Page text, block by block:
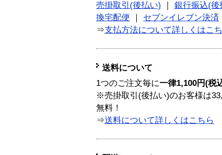
売掛取引(後払い)
銀行振込(後
換宅配便
セブンイレブン決済
⇒支払方法について詳しくはこ
送料について
1つのご注文毎に一律1,100円(税
※売掛取引(後払い)のお客様は
無料！
⇒送料について詳しくはこちら